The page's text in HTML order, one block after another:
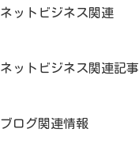
ネットビジネス関連
ネットビジネス関連記事
ブログ関連情報